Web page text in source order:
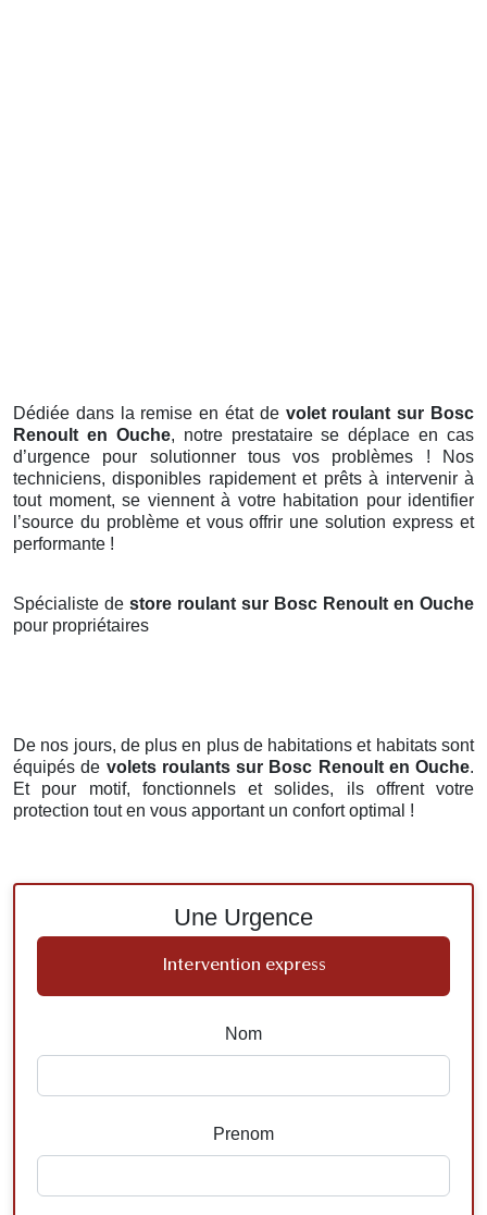
Dédiée dans la remise en état de volet roulant sur Bosc
Renoult en Ouche, notre prestataire se déplace en cas
d’urgence pour solutionner tous vos problèmes ! Nos
techniciens, disponibles rapidement et prêts à intervenir à
tout moment, se viennent à votre habitation pour identifier
l’source du problème et vous offrir une solution express et
performante !
Spécialiste de store roulant sur Bosc Renoult en Ouche
pour propriétaires
De nos jours, de plus en plus de habitations et habitats sont
équipés de volets roulants sur Bosc Renoult en Ouche.
Et pour motif, fonctionnels et solides, ils offrent votre
protection tout en vous apportant un confort optimal !
Une Urgence
Intervention express
Nom
Prenom